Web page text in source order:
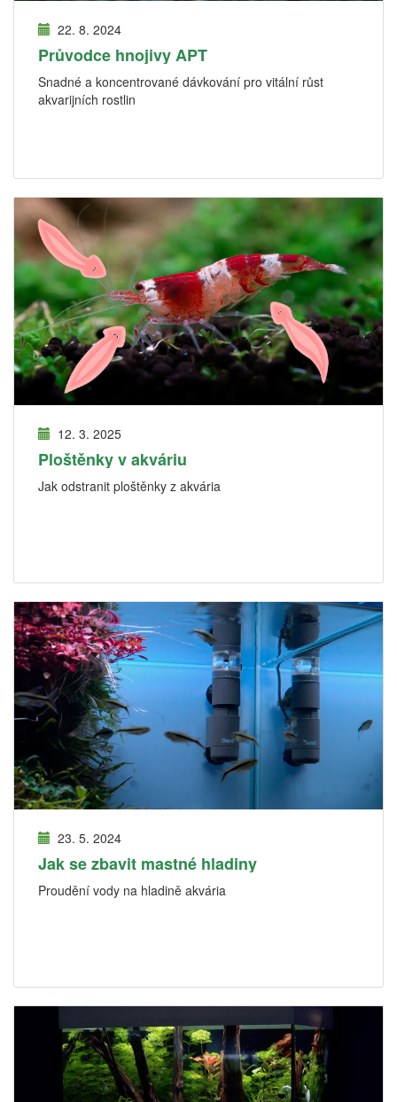
22. 8. 2024
Průvodce hnojivy APT
Snadné a koncentrované dávkování pro vitální růst
akvarijních rostlin
12. 3. 2025
Ploštěnky v akváriu
Jak odstranit ploštěnky z akvária
23. 5. 2024
Jak se zbavit mastné hladiny
Proudění vody na hladině akvária